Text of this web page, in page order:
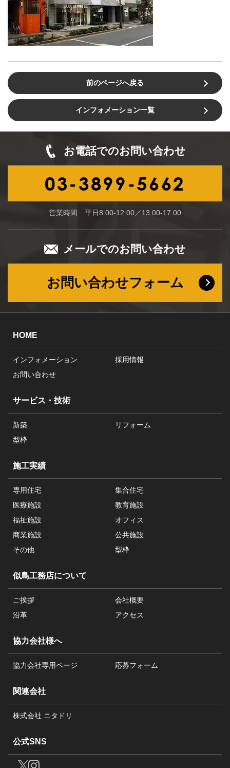
前のページへ戻る
インフォメーション一覧
お電話でのお問い合わせ
03-3899-5662
営業時間 平日8:00-12:00／13:00-17:00
メールでのお問い合わせ
お問い合わせフォーム
HOME
インフォメーション
採用情報
お問い合わせ
サービス・技術
新築
リフォーム
型枠
施工実績
専用住宅
集合住宅
医療施設
教育施設
福祉施設
オフィス
商業施設
公共施設
その他
型枠
似鳥工務店について
ご挨拶
会社概要
沿革
アクセス
協力会社様へ
協力会社専用ページ 応募フォーム
関連会社
株式会社 ニタドリ
公式SNS